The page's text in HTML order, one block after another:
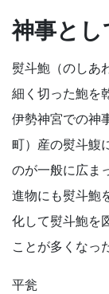
神事と
熨斗鮑（のしあ
細く切った鮑を
伊勢神宮での神
町）産の熨斗鰒
のが一般に広ま
進物にも熨斗鮑
化して熨斗鮑を
ことが多くなっ
平瓮